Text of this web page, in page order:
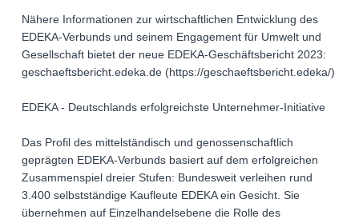
Nähere Informationen zur wirtschaftlichen Entwicklung des
EDEKA-Verbunds und seinem Engagement für Umwelt und
Gesellschaft bietet der neue EDEKA-Geschäftsbericht 2023:
geschaeftsbericht.edeka.de (https://geschaeftsbericht.edeka/)
EDEKA - Deutschlands erfolgreichste Unternehmer-Initiative
Das Profil des mittelständisch und genossenschaftlich
geprägten EDEKA-Verbunds basiert auf dem erfolgreichen
Zusammenspiel dreier Stufen: Bundesweit verleihen rund
3.400 selbstständige Kaufleute EDEKA ein Gesicht. Sie
übernehmen auf Einzelhandelsebene die Rolle des